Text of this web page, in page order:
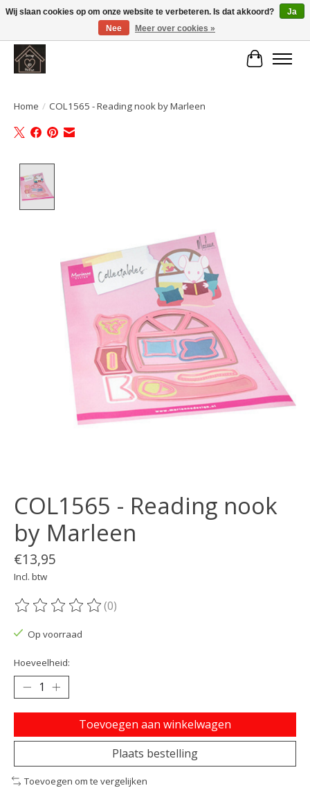
Large selection of products and fast shipping!
Home / COL1565 - Reading nook by Marleen
COL1565 - Reading nook
by Marleen
€13,95
Incl. btw
De beoordeling van dit product is
(0)
Op voorraad
Hoeveelheid:
Toevoegen aan winkelwagen
Plaats bestelling
Toevoegen om te vergelijken
Wij slaan cookies op om onze website te verbeteren. Is dat akkoord?
Ja
Nee
Meer over cookies »